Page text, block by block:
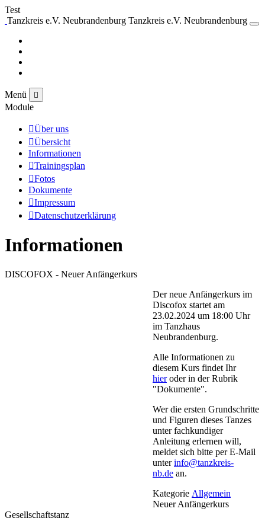
Test
Tanzkreis e.V. Neubrandenburg Tanzkreis e.V. Neubrandenburg
Menü
Module
Über uns
Übersicht
Informationen
Trainingsplan
Fotos
Dokumente
Impressum
Datenschutzerklärung
Informationen
DISCOFOX - Neuer Anfängerkurs
Der neue Anfängerkurs im
Discofox startet am
23.02.2024 um 18:00 Uhr
im Tanzhaus
Neubrandenburg.
Alle Informationen zu
diesem Kurs findet Ihr
hieroder in der Rubrik
"Dokumente".
Wer die ersten Grundschritte
und Figuren dieses Tanzes
unter fachkundiger
Anleitung erlernen will,
meldet sich bitte per E-Mail
unterinfo@tanzkreis-
nb.de an.
Kategorie Allgemein
Neuer Anfängerkurs
Gesellschaftstanz